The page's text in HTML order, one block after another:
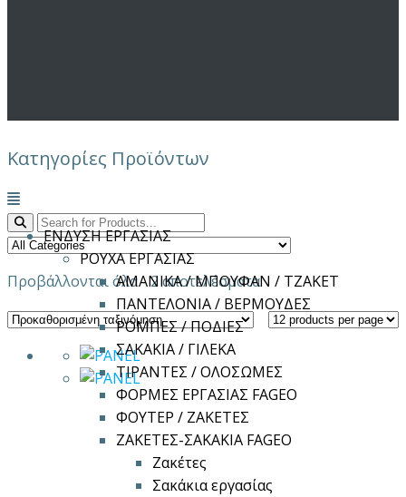
Κατηγορίες Προϊόντων
Μενού
ΕΝΔΥΣΗ ΕΡΓΑΣΙΑΣ
ΡΟΥΧΑ ΕΡΓΑΣΙΑΣ
ΑΜΑΝΙΚΑ / ΜΠΟΥΦΑΝ / ΤΖΑΚΕΤ
ΠΑΝΤΕΛΟΝΙΑ / ΒΕΡΜΟΥΔΕΣ
ΡΟΜΠΕΣ / ΠΟΔΙΕΣ
ΣΑΚΑΚΙΑ / ΓΙΛΕΚΑ
ΤΙΡΑΝΤΕΣ / ΟΛΟΣΩΜΕΣ
ΦΟΡΜΕΣ ΕΡΓΑΣΙΑΣ FAGEO
ΦΟΥΤΕΡ / ΖΑΚΕΤΕΣ
ΖΑΚΕΤΕΣ-ΣΑΚΑΚΙΑ FAGEO
Ζακέτες
Σακάκια εργασίας
Προβάλλονται όλα - 2 αποτελέσματα